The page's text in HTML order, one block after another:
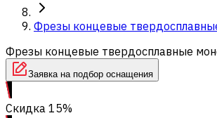
Фрезы концевые
Фрезы концевые твердосплавные
Заявка на подбор оснащения
Скидка 15%